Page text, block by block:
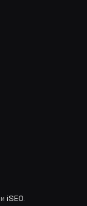
и iSEO